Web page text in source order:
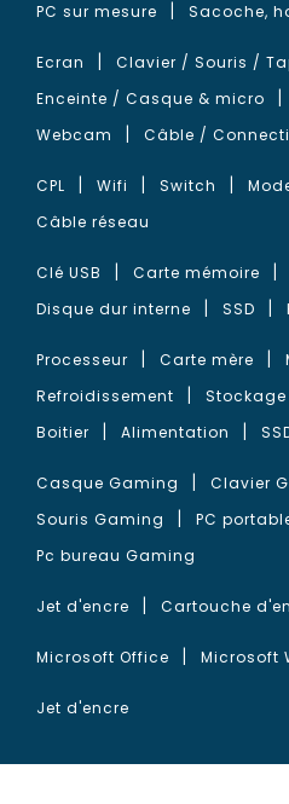
PC sur mesure
Sacoche,
Ecran
Clavier / Souris /
Enceinte / Casque & micro
Webcam
Câble /
CPL Wifi Switch
Câble réseau
Clé USB Carte mémoire
Disque dur interne
SSD
Processeur Carte mère
Refroidissement
Stockage
Boitier
Alimentation
Casque Gaming
Clavier
Souris Gaming
PC
Pc bureau Gaming
Jet d'encre Cartouche
Microsoft Office Microsoft
Jet d'encre